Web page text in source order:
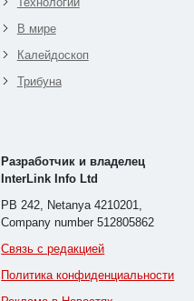
В мире
Калейдоскоп
Трибуна
Разработчик и владелец
InterLink Info Ltd
PB 242, Netanya 4210201,
Company number 512805862
Связь с редакцией
Политика конфиденциальности